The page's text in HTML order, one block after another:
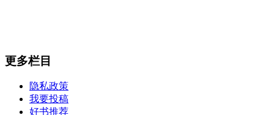
更多栏目
隐私政策
我要投稿
好书推荐